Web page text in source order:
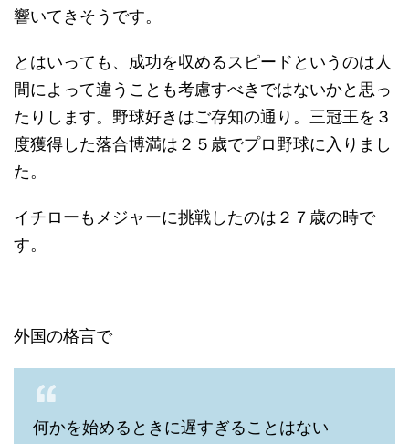
響いてきそうです。
とはいっても、成功を収めるスピードというのは人
間によって違うことも考慮すべきではないかと思っ
たりします。野球好きはご存知の通り。三冠王を３
度獲得した落合博満は２５歳でプロ野球に入りまし
た。
イチローもメジャーに挑戦したのは２７歳の時で
す。
外国の格言で
何かを始めるときに遅すぎることはない